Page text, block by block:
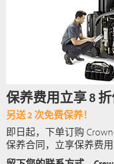
保养费用立享 8
另送 2 次免费保养！
即日起，下单订购
保养合同，立享保养费用